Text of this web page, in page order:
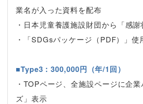
業名が入った資料を配布
・日本児童養護施設財団から「感謝
・「SDGsパッケージ（PDF）」使
■Type3：300,000円（年/1回）
・TOPページ、全施設ページに企
ズ」表示